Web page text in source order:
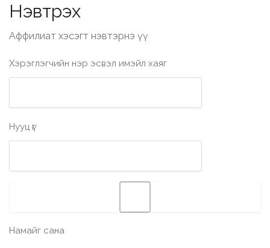
Нэвтрэх
Аффилиат хэсэгт нэвтэрнэ үү
Хэрэглэгчийн нэр эсвэл имэйл хаяг
Нууц үг
Намайг сана